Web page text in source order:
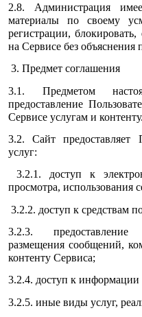
2.8. Администрация
материалы по своему
регистрации,
на Сервисе без объяснения
3. Предмет соглашения
3.1. Предметом
предоставление
Сервисе услугам и контенту.
3.2. Сайт предоставляет
услуг:
3.2.1. доступ к
просмотра, использования
3.2.2. доступ к средствам
3.2.3. предоставление
размещения сообщений,
контенту Сервиса;
3.2.4. доступ к информации
3.2.5. иные виды услуг,